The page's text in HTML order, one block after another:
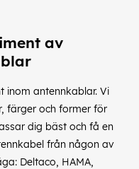
av
inom antennkablar. Vi
färger och former för
dig bäst och få en
från någon av
Deltaco, HAMA,